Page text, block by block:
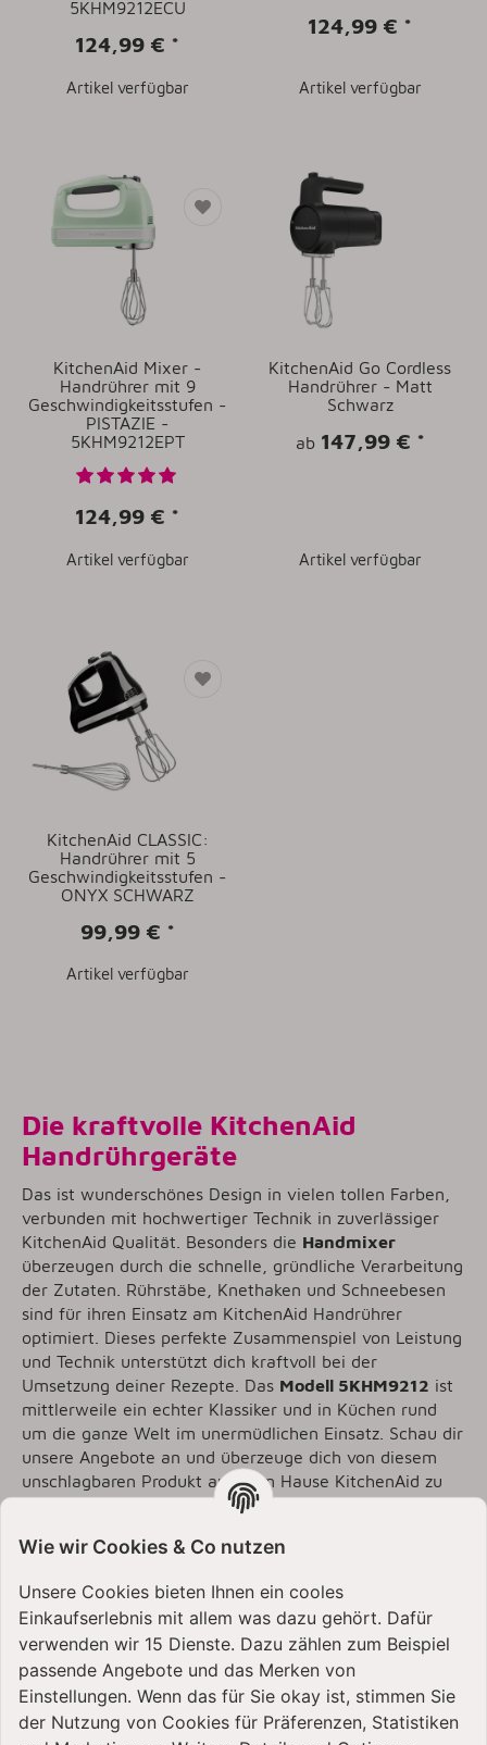
5KHM9212ECU
124,99 € *
Artikel verfügbar
124,99 € *
Artikel verfügbar
KitchenAid Mixer -
Handrührer mit 9
Geschwindigkeitsstufen -
PISTAZIE -
5KHM9212EPT
124,99 € *
Artikel verfügbar
KitchenAid Go Cordless
Handrührer - Matt
Schwarz
ab 147,99 € *
Artikel verfügbar
KitchenAid CLASSIC:
Handrührer mit 5
Geschwindigkeitsstufen -
ONYX SCHWARZ
99,99 € *
Artikel verfügbar
Die kraftvolle KitchenAid
Handrührgeräte
Das ist wunderschönes Design in vielen tollen Farben,
verbunden mit hochwertiger Technik in zuverlässiger
KitchenAid Qualität. Besonders die Handmixer
überzeugen durch die schnelle, gründliche Verarbeitung
der Zutaten. Rührstäbe, Knethaken und Schneebesen
sind für ihren Einsatz am KitchenAid Handrührer
optimiert. Dieses perfekte Zusammenspiel von Leistung
und Technik unterstützt dich kraftvoll bei der
Umsetzung deiner Rezepte. Das Modell 5KHM9212 ist
mittlerweile ein echter Klassiker und in Küchen rund
um die ganze Welt im unermüdlichen Einsatz. Schau dir
unsere Angebote an und überzeuge dich von diesem
unschlagbaren Produkt aus dem Hause KitchenAid zu
Dein Onlineshop für KitchenAid
Handmixer, Küchenmaschinen
und mehr...
Nicht nur die KitchenAid Handmixer findest du bei uns
in vielen Farben, sondern wir bieten die gesamte
Produktpalette von KitchenAid in unserem Shop an.
Egal obStabmixer,Mixer, Wasserkocher,Cook
Wie wir Cookies & Co nutzen
Unsere Cookies bieten Ihnen ein cooles
Einkaufserlebnis mit allem was dazu gehört. Dafür
verwenden wir 15 Dienste. Dazu zählen zum Beispiel
passende Angebote und das Merken von
Einstellungen. Wenn das für Sie okay ist, stimmen Sie
der Nutzung von Cookies für Präferenzen, Statistiken